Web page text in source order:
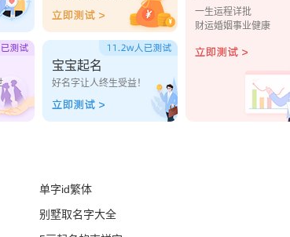
宝宝起名
好名字让人终生受益！
一生运程详批
财运婚姻事业健康
单字id繁体
别墅取名字大全